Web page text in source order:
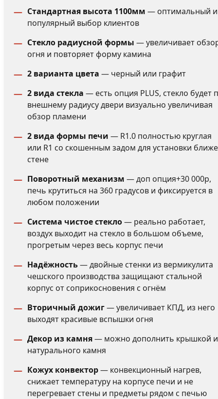
Стандартная высота 1100мм — оптимальный и
популярный выбор клиентов
Стекло радиусной формы — увеличивает
огня и повторяет форму камина
2 варианта цвета — черный или графит
2 вида стекла — есть опция PLUS, стекло будет
внешнему радиусу двери визуально увеличивая
обзор пламени
2 вида формы печи — R1.0 полностью круглая
или R1 со скошенным задом для установки
стене
Поворотный механизм — доп опция+30 000р,
печь крутиться на 360 градусов и фиксируется в
любом положении
Система чистое стекло— реально работает,
воздух выходит на стекло в большом объеме,
прогретым через весь корпус печи
Надёжность— двойные стенки из вермикулита
чешского производства защищают стальной
корпус от соприкосновения с огнём
Вторичный дожиг— увеличивает КПД, из него
выходят красивые вспышки огня
Декор из камня— можно дополнить крышкой
натурального камня
Кожух конвектор— конвекционный нагрев,
снижает температуру на корпусе печи и не
перегревает стены и предметы рядом с печью